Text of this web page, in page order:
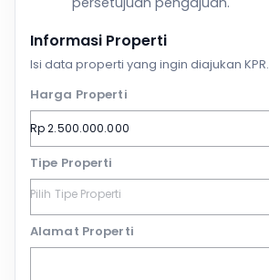
Informasi Properti
Isi data properti yang ingin diajukan KPR.
Harga Properti
Tipe Properti
Alamat Properti